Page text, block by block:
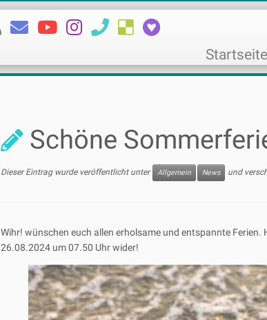
Startseite
Schöne
Dieser Eintrag wurde veröffentlicht unter Allgemein News und
Wihr! wünschen euch allen erholsame und entspannte
26.08.2024 um 07.50 Uhr wider!